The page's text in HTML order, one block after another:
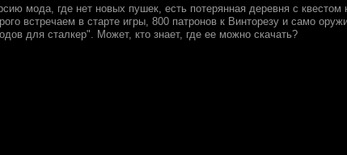
мода, где нет новых пушек, есть потерянная деревня с
встречаем в старте игры, 800 патронов к Винторезу и само
для сталкер". Может, кто знает, где ее можно скачать?